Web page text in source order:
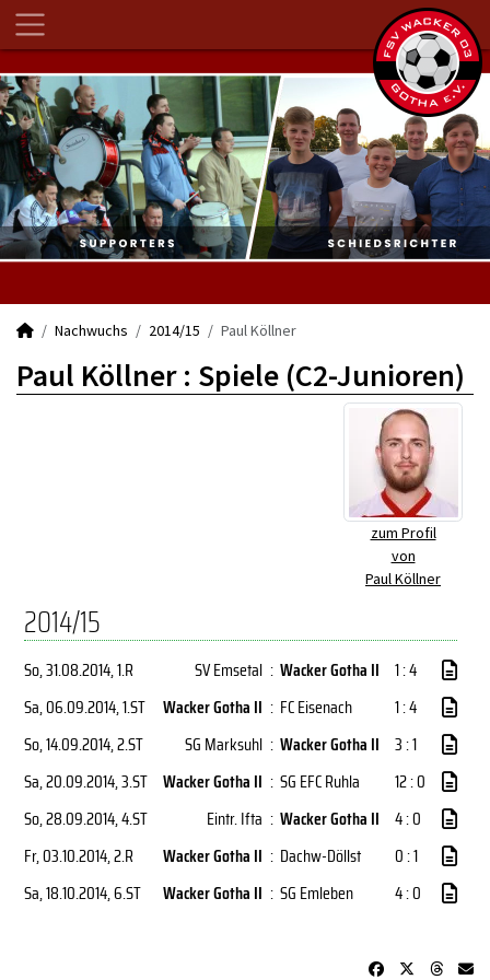
Nachwuchs 2014/15 Paul Köllner
Paul Köllner : Spiele (C2-Junioren)
zum Profil
von
Paul Köllner
2014/15
So, 31.08.2014, 1.R SV Emsetal : Wacker Gotha II 1 : 4
Sa, 06.09.2014, 1.ST Wacker Gotha II : FC Eisenach
1 : 4
So, 14.09.2014, 2.ST SG Marksuhl : Wacker Gotha II 3 : 1
Sa, 20.09.2014, 3.ST Wacker Gotha II : SG EFC Ruhla
12 : 0
So, 28.09.2014, 4.ST Eintr. Ifta : Wacker Gotha II 4 : 0
Fr, 03.10.2014, 2.R Wacker Gotha II : Dachw-Döllst
0 : 1
Sa, 18.10.2014, 6.ST Wacker Gotha II : SG Emleben 4 : 0